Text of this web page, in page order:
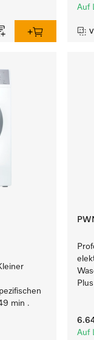
Auf
min .
Auf